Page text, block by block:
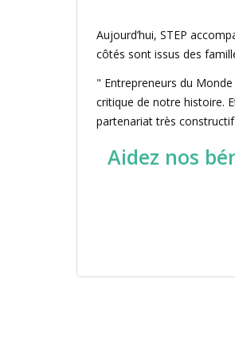
Aujourd’hui, STEP
côtés sont issus des
" Entrepreneurs du
critique de notre histoire.
partenariat très
Aidez nos